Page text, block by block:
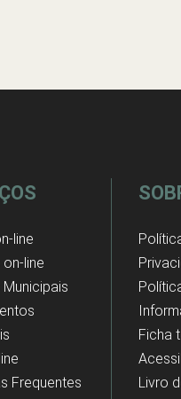
line
line
Frequentes
Ficha
Livro